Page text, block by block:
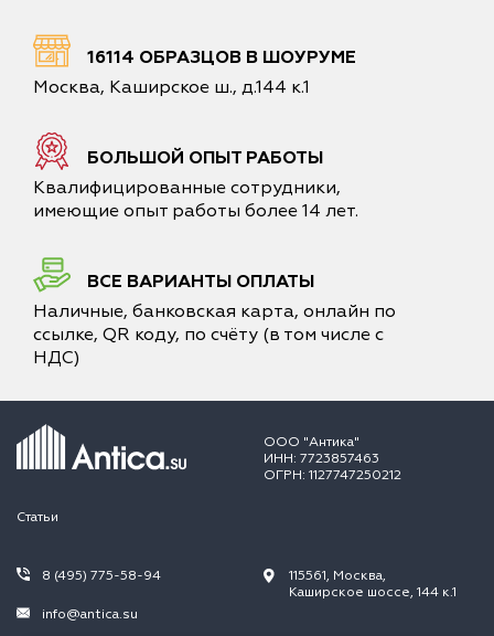
16114 ОБРАЗЦОВ В ШОУРУМЕ
Москва, Каширское ш., д.144 к.1
БОЛЬШОЙ ОПЫТ РАБОТЫ
Квалифицированные сотрудники,
имеющие опыт работы более 14 лет.
ВСЕ ВАРИАНТЫ ОПЛАТЫ
Наличные, банковская карта, онлайн по
ссылке, QR коду, по счёту (в том числе с
НДС)
ООО "Антика"
ИНН: 7723857463
ОГРН: 1127747250212
Статьи
8 (495) 775-58-94
info@antica.su
115561, Москва,
Каширское шоссе, 144 к.1